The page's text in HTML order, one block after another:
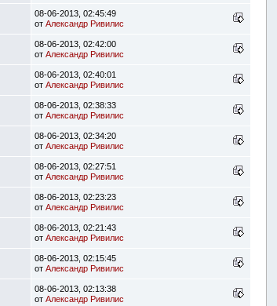
08-06-2013, 02:45:49
отАлександр Ривилис
08-06-2013, 02:42:00
отАлександр Ривилис
08-06-2013, 02:40:01
отАлександр Ривилис
08-06-2013, 02:38:33
отАлександр Ривилис
08-06-2013, 02:34:20
отАлександр Ривилис
08-06-2013, 02:27:51
отАлександр Ривилис
08-06-2013, 02:23:23
отАлександр Ривилис
08-06-2013, 02:21:43
отАлександр Ривилис
08-06-2013, 02:15:45
отАлександр Ривилис
08-06-2013, 02:13:38
отАлександр Ривилис